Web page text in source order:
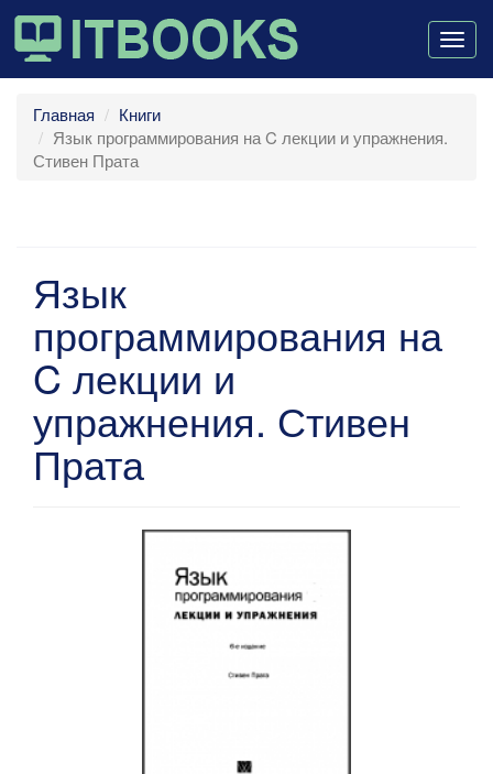
Главная
Книги
Язык программирования на C лекции и упражнения.
Стивен Прата
Язык
программирования на
C лекции и
упражнения. Стивен
Прата